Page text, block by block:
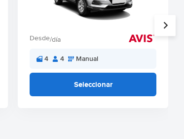
Desde/día
4 4 Manual
Seleccionar